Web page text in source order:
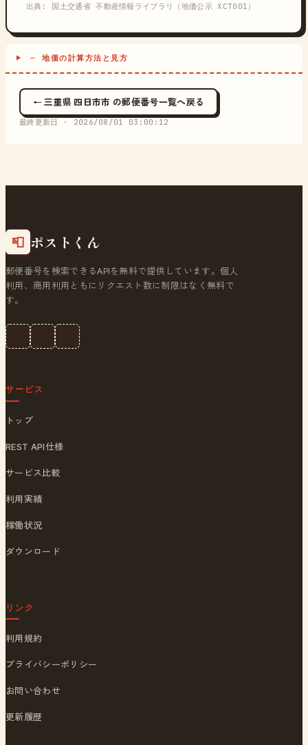
出典: 国土交通省 不動産情報ライブラリ（地価公示 XCT001）
─ 地価の計算方法と見方
← 三重県 四日市市 の郵便番号一覧へ戻る
最終更新日 · 2026/08/01 03:00:12
📮 ポストくん
郵便番号を検索できるAPIを無料で提供しています。個人
利用、商用利用ともにリクエスト数に制限はなく無料で
す。
サービス
トップ
REST API仕様
サービス比較
利用実績
稼働状況
ダウンロード
リンク
利用規約
プライバシーポリシー
お問い合わせ
更新履歴